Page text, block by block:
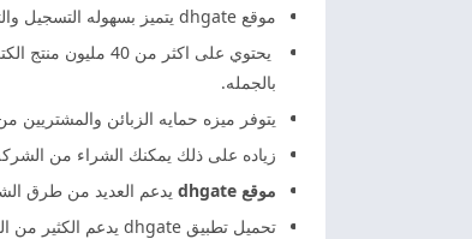
موقع dhgate يتميز بسهوله التسجيل والتصميم الرائع الذي يتميز بالسهوله والجمال والتقسيمات المميزه.
يحتوي على اكثر
بالجمله.
يتوفر ميزه حمايه الزبائن والمشتريين
زياده على ذلك يمكنك الشراء من
موقع dhgate
يدعم العديد من طرق
تحميل تطبيق dhgate يدعم الكثير من اللغات حول العالم مثل الانجليزيه والاسبانيه والتركيه والايطاليه والالمانيه ولا يدعم اللغه العربيه مطلقا مثل